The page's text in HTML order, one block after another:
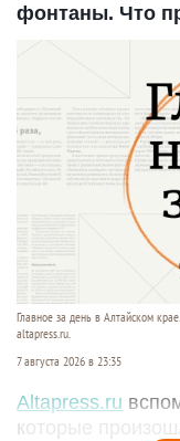
фонтаны. Что
Главное за день в Алтайском крае.
altapress.ru.
7 августа 2026 в 23:35
Altapress.ru
которые